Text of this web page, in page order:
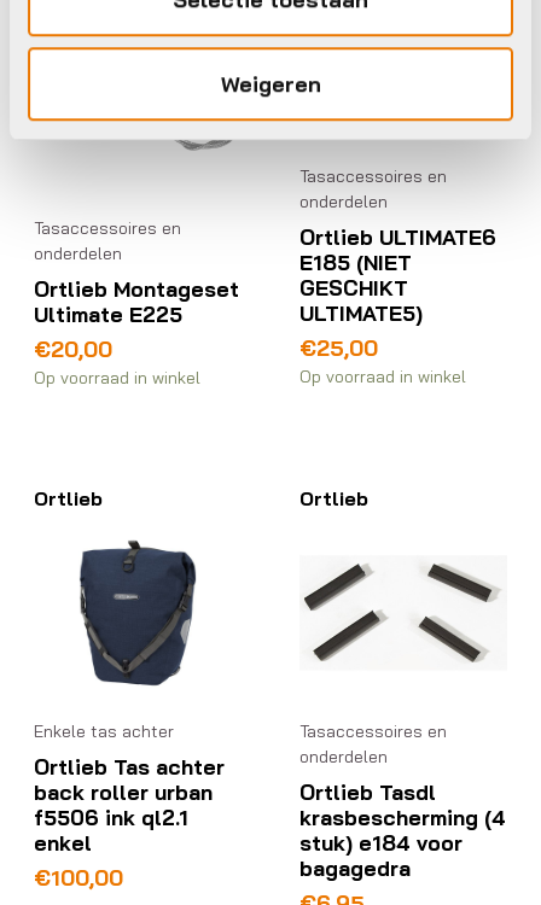
Weigeren
Tasaccessoires en
onderdelen
Ortlieb Montageset
Ultimate E225
€20,00
Op voorraad in winkel
Tasaccessoires en
onderdelen
Ortlieb ULTIMATE6
E185 (NIET
GESCHIKT
ULTIMATE5)
€25,00
Op voorraad in winkel
Ortlieb
Enkele tas achter
Ortlieb Tas achter
back roller urban
f5506 ink ql2.1
enkel
€100,00
Ortlieb
Tasaccessoires en
onderdelen
Ortlieb Tasdl
krasbescherming (4
stuk) e184 voor
bagagedra